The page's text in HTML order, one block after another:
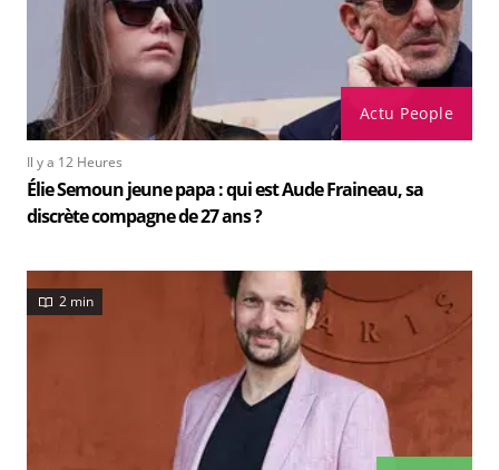
Actu People
Il y a 12 Heures
Élie Semoun jeune papa : qui est Aude Fraineau, sa
discrète compagne de 27 ans ?
2 min